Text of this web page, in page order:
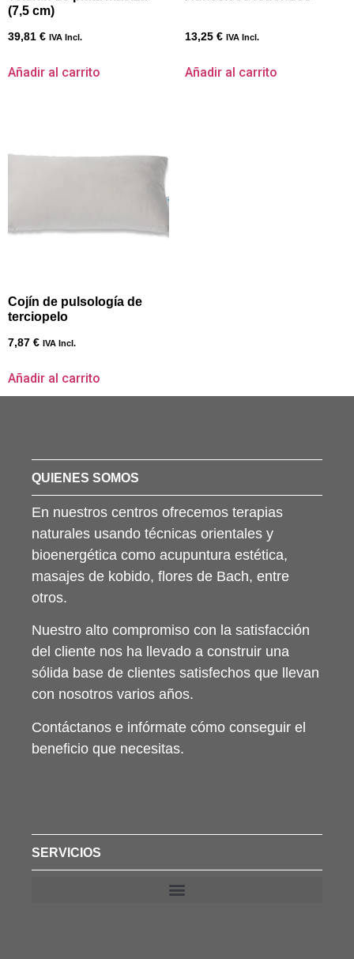
(7,5 cm)
39,81 € IVA Incl.
Añadir al carrito
13,25 € IVA Incl.
Añadir al carrito
Cojín de pulsología de
terciopelo
7,87 € IVA Incl.
Añadir al carrito
QUIENES SOMOS
En nuestros centros ofrecemos terapias
naturales usando técnicas orientales y
bioenergética como acupuntura estética,
masajes de kobido, flores de Bach, entre
otros.
Nuestro alto compromiso con la satisfacción
del cliente nos ha llevado a construir una
sólida base de clientes satisfechos que llevan
con nosotros varios años.
Contáctanos e infórmate cómo conseguir el
beneficio que necesitas.
SERVICIOS